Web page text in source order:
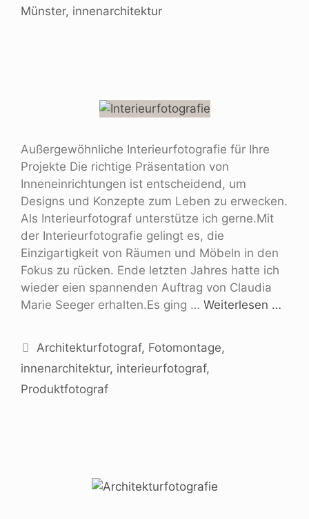
Münster, innenarchitektur
Außergewöhnliche Interieurfotografie für Ihre
Projekte Die richtige Präsentation von
Inneneinrichtungen ist entscheidend, um
Designs und Konzepte zum Leben zu erwecken.
Als Interieurfotograf unterstütze ich gerne.Mit
der Interieurfotografie gelingt es, die
Einzigartigkeit von Räumen und Möbeln in den
Fokus zu rücken. Ende letzten Jahres hatte ich
wieder eien spannenden Auftrag von Claudia
Marie Seeger erhalten.Es ging … Weiterlesen …
Architekturfotograf, Fotomontage,
innenarchitektur, interieurfotograf,
Produktfotograf